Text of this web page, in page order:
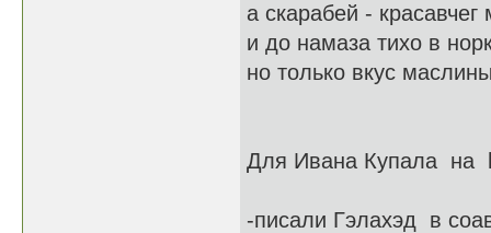
а скарабей -
и до намаза тихо в
но только вкус
Для Ивана Купала на
-писали Гэлахэд в